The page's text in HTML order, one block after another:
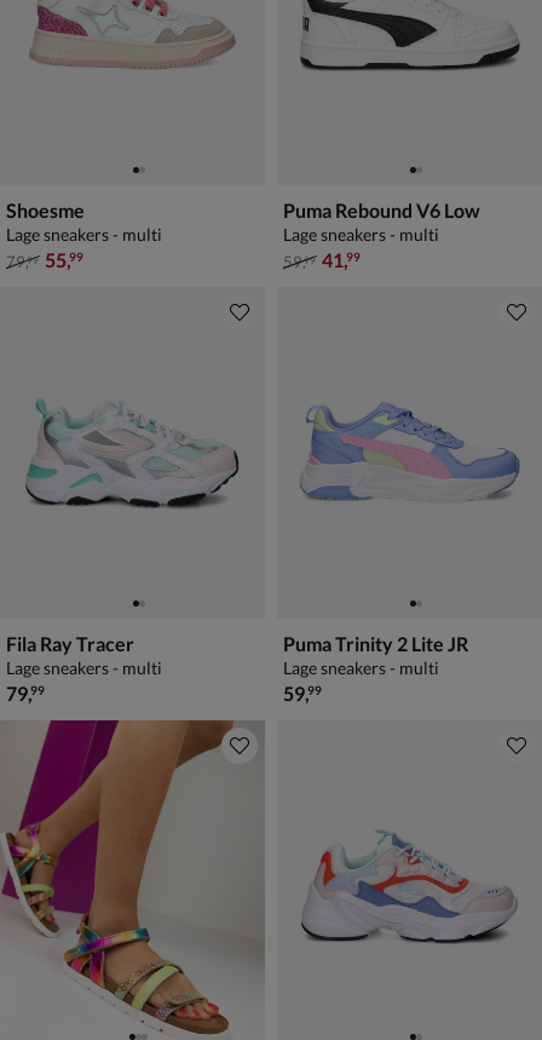
Shoesme
Lage sneakers - multi
van € 79,99 voor € 55,99
79,99 55,99
Puma Rebound V6 Low
Lage sneakers - multi
van € 59,99 voor € 41,99
59,99 41,99
Fila Ray Tracer
Lage sneakers - multi
€ 79,99
79,99
Puma Trinity 2 Lite JR
Lage sneakers - multi
€ 59,99
59,99